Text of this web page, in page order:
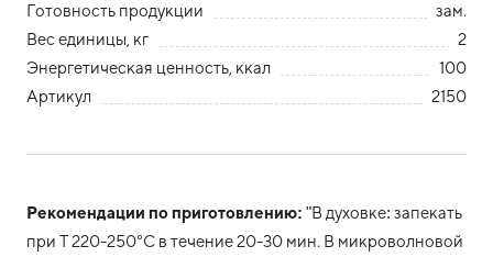
Готовность продукции
зам.
Вес единицы, кг
2
Энергетическая ценность, ккал
100
Артикул
2150
Рекомендации по приготовлению: "В духовке: запекать
при Т 220-250°С в течение 20-30 мин. В микроволновой